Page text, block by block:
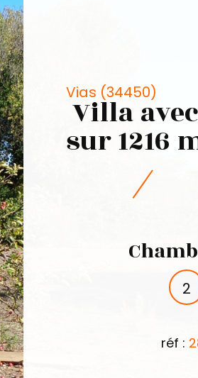
Vias (34450)
Villa
sur 1216
2
réf :